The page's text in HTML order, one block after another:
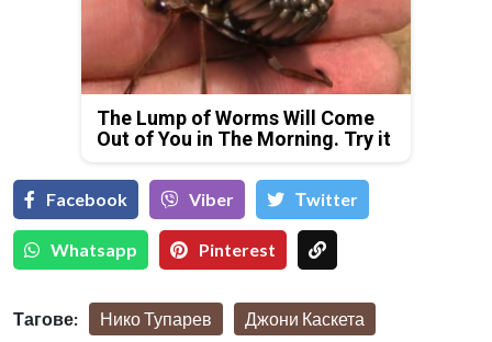
The Lump of Worms Will Come
Out of You in The Morning. Try it
Facebook Viber Тwitter
Whatsapp Pinterest
Тагове: Нико Тупарев Джони Каскета